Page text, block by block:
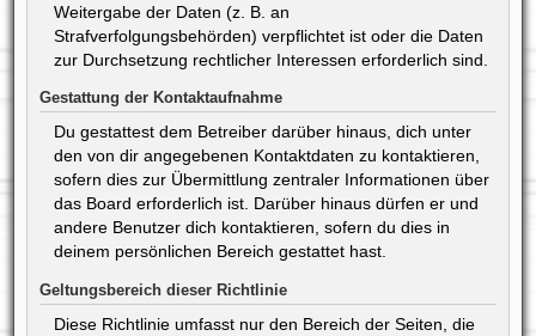
Weitergabe der Daten (z. B. an
Strafverfolgungsbehörden) verpflichtet ist oder die Daten
zur Durchsetzung rechtlicher Interessen erforderlich sind.
Gestattung der Kontaktaufnahme
Du gestattest dem Betreiber darüber hinaus, dich unter
den von dir angegebenen Kontaktdaten zu kontaktieren,
sofern dies zur Übermittlung zentraler Informationen über
das Board erforderlich ist. Darüber hinaus dürfen er und
andere Benutzer dich kontaktieren, sofern du dies in
deinem persönlichen Bereich gestattet hast.
Geltungsbereich dieser Richtlinie
Diese Richtlinie umfasst nur den Bereich der Seiten, die